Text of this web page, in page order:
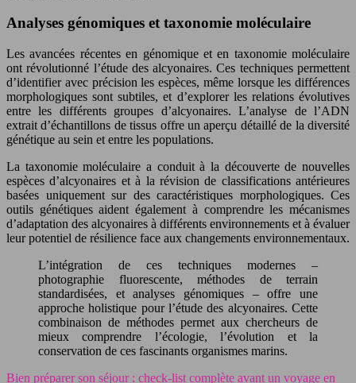
Analyses génomiques et taxonomie moléculaire
Les avancées récentes en génomique et en taxonomie moléculaire
ont révolutionné l’étude des alcyonaires. Ces techniques permettent
d’identifier avec précision les espèces, même lorsque les différences
morphologiques sont subtiles, et d’explorer les relations évolutives
entre les différents groupes d’alcyonaires. L’analyse de l’ADN
extrait d’échantillons de tissus offre un aperçu détaillé de la diversité
génétique au sein et entre les populations.
La taxonomie moléculaire a conduit à la découverte de nouvelles
espèces d’alcyonaires et à la révision de classifications antérieures
basées uniquement sur des caractéristiques morphologiques. Ces
outils génétiques aident également à comprendre les mécanismes
d’adaptation des alcyonaires à différents environnements et à évaluer
leur potentiel de résilience face aux changements environnementaux.
L’intégration de ces techniques modernes –
photographie fluorescente, méthodes de terrain
standardisées, et analyses génomiques – offre une
approche holistique pour l’étude des alcyonaires. Cette
combinaison de méthodes permet aux chercheurs de
mieux comprendre l’écologie, l’évolution et la
conservation de ces fascinants organismes marins.
Bien préparer son séjour : check-list complète avant un voyage en